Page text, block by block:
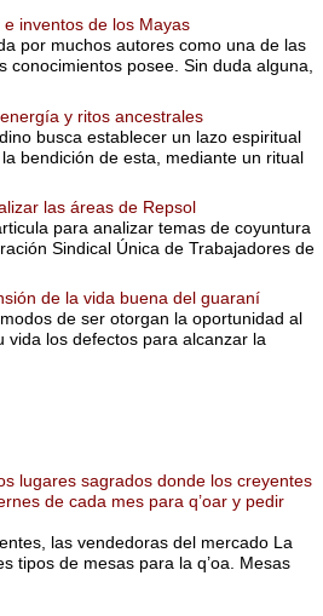
inventos de los Mayas
por muchos autores como una de las
conocimientos posee. Sin duda alguna,
y ritos ancestrales
busca establecer un lazo espiritual
bendición de esta, mediante un ritual
las áreas de Repsol
para analizar temas de coyuntura
Sindical Única de Trabajadores de
de la vida buena del guaraní
de ser otorgan la oportunidad al
vida los defectos para alcanzar la
lugares sagrados donde los creyentes
de cada mes para q’oar y pedir
las vendedoras del mercado La
tipos de mesas para la q’oa. Mesas